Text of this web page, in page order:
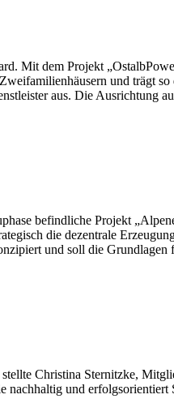
Mit dem Projekt
und trägt
aus. Die Ausrichtung
befindliche Projekt
die dezentrale
und soll die
Christina Sternitzke,
und erfolgsorientiert